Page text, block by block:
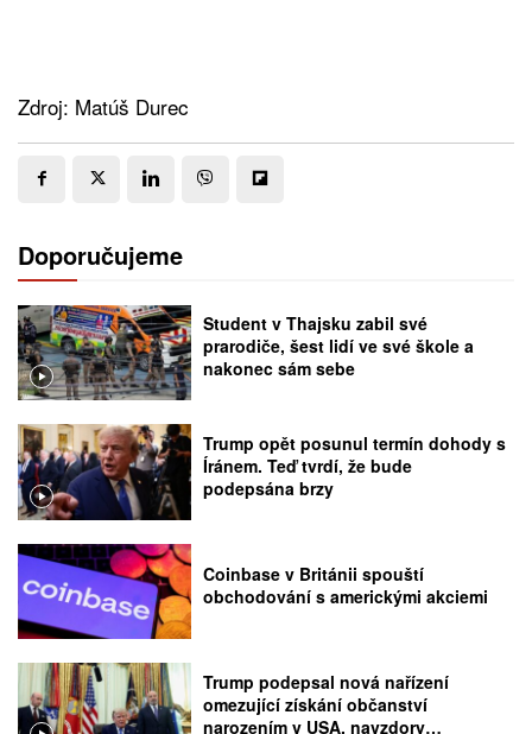
Zdroj: Matúš Durec
Doporučujeme
Student v Thajsku zabil své
prarodiče, šest lidí ve své škole a
nakonec sám sebe
Trump opět posunul termín dohody s
Íránem. Teď tvrdí, že bude
podepsána brzy
Coinbase v Británii spouští
obchodování s americkými akciemi
Trump podepsal nová nařízení
omezující získání občanství
narozením v USA, navzdory